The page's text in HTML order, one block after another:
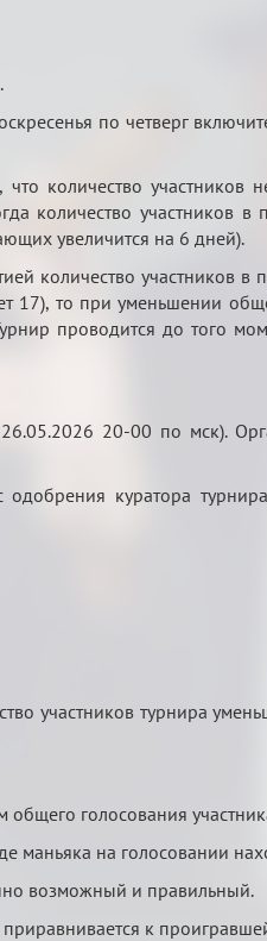
по четверг
количество участников
количество участников
увеличится на 6 дней).
количество участников в
17), то при уменьшении
проводится до того
26.05.2026 20-00 по мск).
куратора
участников турнира
голосования
маньяка на голосовании
возможный и правильный.
приравнивается к